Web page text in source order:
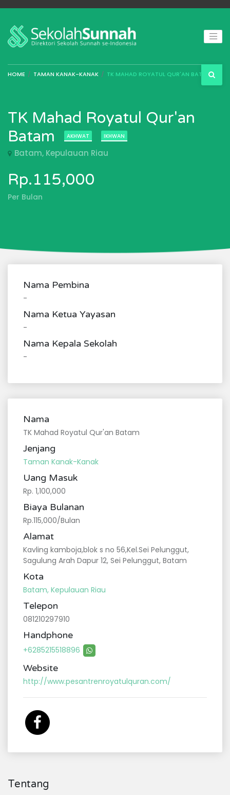
HOME TAMAN KANAK-KANAK TK MAHAD ROYATUL QUR'AN BATAM
TK Mahad Royatul Qur'an
Batam
AKHWAT IKHWAN
Batam, Kepulauan Riau
Rp.115,000
Per Bulan
Tentang
Nama Pembina
-
Nama Ketua Yayasan
-
Nama Kepala Sekolah
-
Nama
TK Mahad Royatul Qur'an Batam
Jenjang
Taman Kanak-Kanak
Uang Masuk
Rp. 1,100,000
Biaya Bulanan
Rp.115,000/Bulan
Alamat
Kavling kamboja,blok s no 56,Kel.Sei Pelunggut,
Sagulung Arah Dapur 12, Sei Pelunggut, Batam
Kota
Batam, Kepulauan Riau
Telepon
081210297910
Handphone
+6285215518896
Website
http://www.pesantrenroyatulquran.com/